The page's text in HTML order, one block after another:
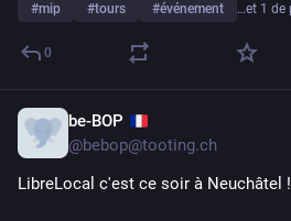
#mip #tours #événement …et 1 de
0
be-BOP
@bebop@tooting.ch
LibreLocal c'est ce soir à Neuchâtel !